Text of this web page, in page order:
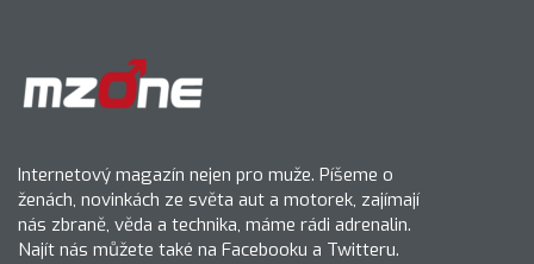
Internetový magazín nejen pro muže. Píšeme o
ženách, novinkách ze světa aut a motorek, zajímají
nás zbraně, věda a technika, máme rádi adrenalin.
Najít nás můžete také na Facebooku a Twitteru.